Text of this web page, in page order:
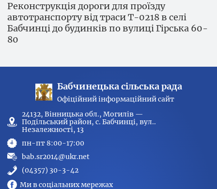
Реконструкція дороги для проїзду
автотранспорту від траси Т-0218 в селі
Бабчинці до будинків по вулиці Гірська 60-
80
Бабчинецька сільська рада
Офіційний інформаційний сайт
24132, Вінницька обл., Могилів —
Подільський район, с. Бабчинці, вул..
Незалежності, 13
пн-пт 8:00-17:00
bab.sr2014@ukr.net
(04357) 30-3-42
Ми в соціальних мережах